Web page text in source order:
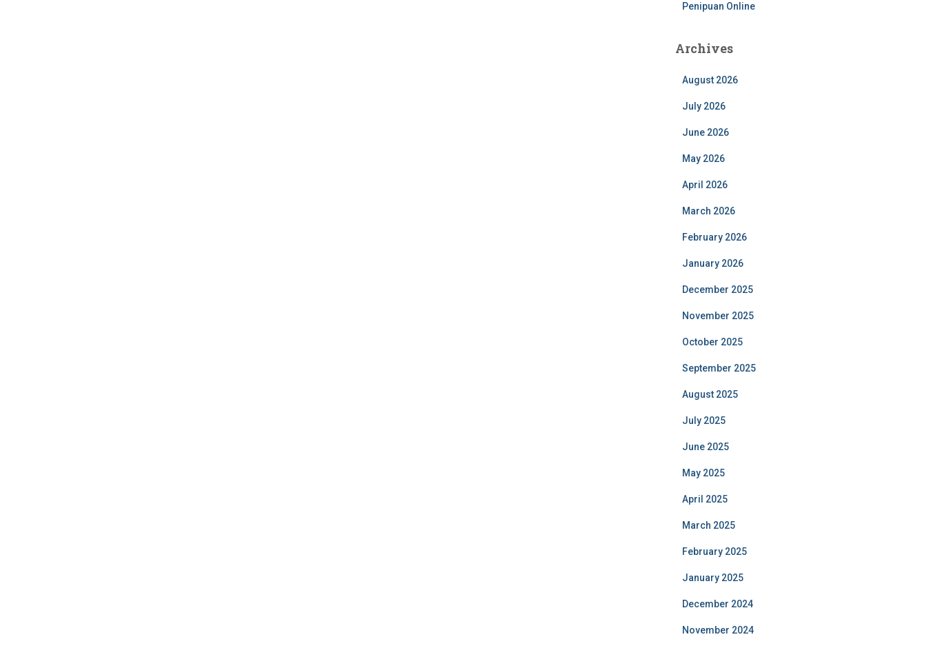
Penipuan Online
Archives
August 2026
July 2026
June 2026
May 2026
April 2026
March 2026
February 2026
January 2026
December 2025
November 2025
October 2025
September 2025
August 2025
July 2025
June 2025
May 2025
April 2025
March 2025
February 2025
January 2025
December 2024
November 2024